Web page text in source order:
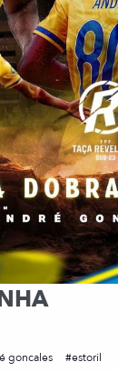
goncales estoril